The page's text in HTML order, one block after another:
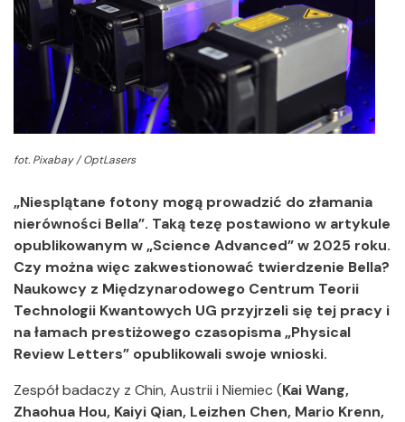
fot. Pixabay / OptLasers
„Niesplątane fotony mogą prowadzić do złamania
nierówności Bella”. Taką tezę postawiono w artykule
opublikowanym w „Science Advanced” w 2025 roku.
Czy można więc zakwestionować twierdzenie Bella?
Naukowcy z Międzynarodowego Centrum Teorii
Technologii Kwantowych UG przyjrzeli się tej pracy i
na łamach prestiżowego czasopisma „Physical
Review Letters” opublikowali swoje wnioski.
Zespół badaczy z Chin, Austrii i Niemiec (Kai Wang,
Zhaohua Hou, Kaiyi Qian, Leizhen Chen, Mario Krenn,